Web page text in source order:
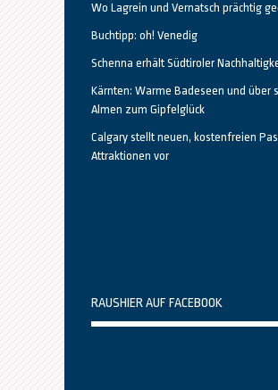
Wo Lagrein und Vernatsch prächtig
Buchtipp: oh! Venedig
Schenna erhält Südtiroler
Kärnten: Warme Badeseen und über
Almen zum Gipfelglück
Calgary stellt neuen, kostenfreien
Attraktionen vor
RAUSHIER AUF FACEBOOK